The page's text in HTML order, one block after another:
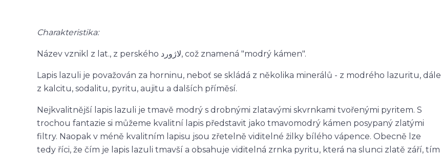
Charakteristika:
Název vznikl z lat., z perského لاژورد, což znamená "modrý kámen".
Lapis lazuli je považován za horninu, neboť se skládá z několika minerálů - z modrého lazuritu, dále
z kalcitu, sodalitu, pyritu, aujitu a dalších příměsí.
Nejkvalitnější lapis lazuli je tmavě modrý s drobnými zlatavými skvrnkami tvořenými pyritem. S
trochou fantazie si můžeme kvalitní lapis představit jako tmavomodrý kámen posypaný zlatými
filtry. Naopak v méně kvalitním lapisu jsou zřetelně viditelné žilky bílého vápence. Obecně lze
tedy říci, že čím je lapis lazuli tmavší a obsahuje viditelná zrnka pyritu, která na slunci zlatě září, tím